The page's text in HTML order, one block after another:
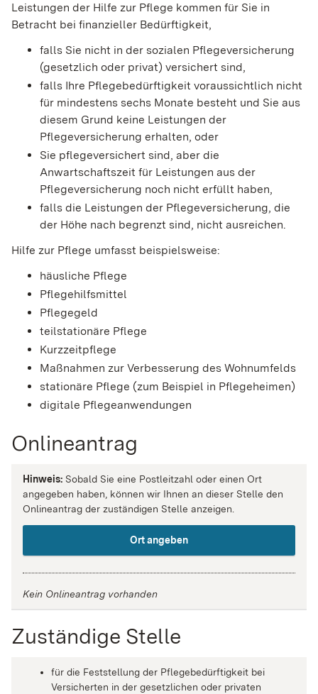
Leistungen der Hilfe zur Pflege kommen für Sie in
Betracht bei finanzieller Bedürftigkeit,
falls Sie nicht in der sozialen Pflegeversicherung
(gesetzlich oder privat) versichert sind,
falls Ihre Pflegebedürftigkeit voraussichtlich nicht
für mindestens sechs Monate besteht und Sie aus
diesem Grund keine Leistungen der
Pflegeversicherung erhalten, oder
Sie pflegeversichert sind, aber die
Anwartschaftszeit für Leistungen aus der
Pflegeversicherung noch nicht erfüllt haben,
falls die Leistungen der Pflegeversicherung, die
der Höhe nach begrenzt sind, nicht ausreichen.
Hilfe zur Pflege umfasst beispielsweise:
häusliche Pflege
Pflegehilfsmittel
Pflegegeld
teilstationäre Pflege
Kurzzeitpflege
Maßnahmen zur Verbesserung des Wohnumfelds
stationäre Pflege (zum Beispiel in Pflegeheimen)
digitale Pflegeanwendungen
Onlineantrag
Hinweis: Sobald Sie eine Postleitzahl oder einen Ort
angegeben haben, können wir Ihnen an dieser Stelle den
Onlineantrag der zuständigen Stelle anzeigen.
Ort angeben
Kein Onlineantrag vorhanden
Zuständige Stelle
für die Feststellung der Pflegebedürftigkeit bei
Versicherten in der gesetzlichen oder privaten